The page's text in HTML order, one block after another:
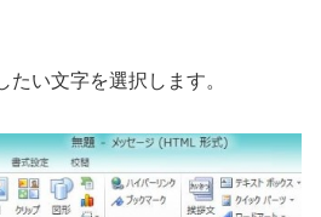
い文字を選択します。